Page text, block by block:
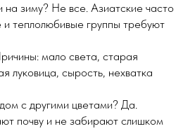
на зиму? Не все. Азиатские часто
теплолюбивые группы требуют
мало света, старая
луковица, сырость, нехватка
с другими цветами? Да.
почву и не забирают слишком